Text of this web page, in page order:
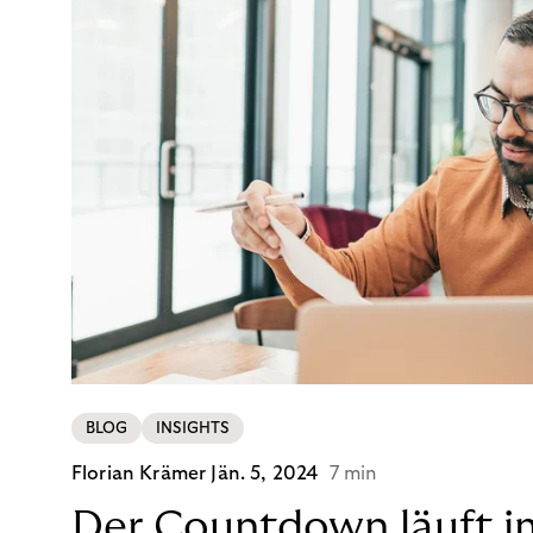
BLOG INSIGHTS
Florian Krämer Jän. 5, 2024 7 min